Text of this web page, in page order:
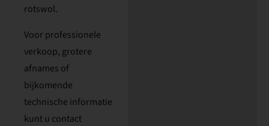
rotswol.
Voor professionele
verkoop, grotere
afnames of
bijkomende
technische informatie
kunt u contact